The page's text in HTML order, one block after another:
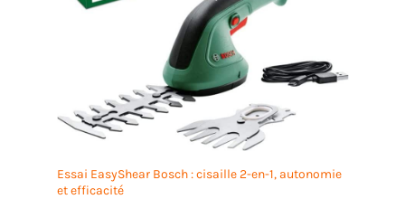
Essai EasyShear Bosch : cisaille 2-en-1, autonomie
et efficacité